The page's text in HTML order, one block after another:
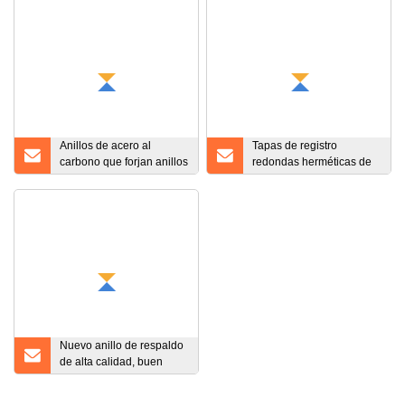
Anillos de acero al
carbono que forjan anillos
de respaldo de brida
suelta de tamaño grande
Tapas de registro
redondas herméticas de
compuesto SMC de alta
Nuevo anillo de respaldo
de alta calidad, buen
anillo para Hitachi